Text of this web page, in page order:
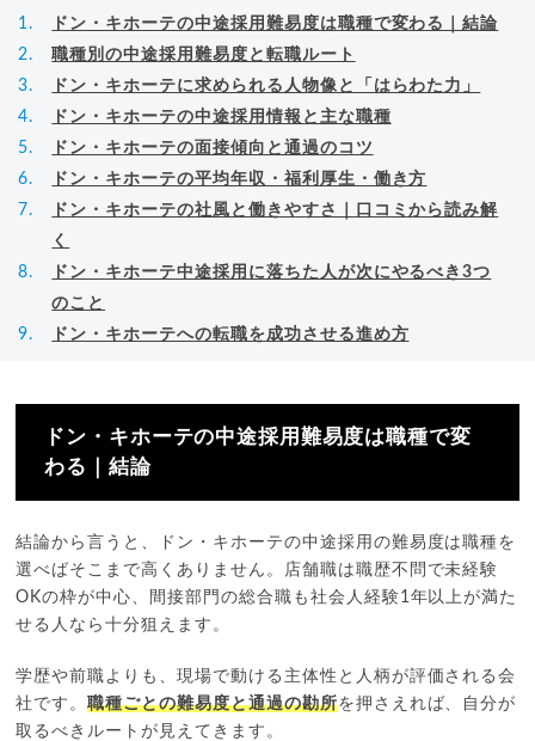
ドン・キホーテの中途採用難易度は職種で変わる｜結論
職種別の中途採用難易度と転職ルート
ドン・キホーテに求められる人物像と「はらわた力」
ドン・キホーテの中途採用情報と主な職種
ドン・キホーテの面接傾向と通過のコツ
ドン・キホーテの平均年収・福利厚生・働き方
ドン・キホーテの社風と働きやすさ｜口コミから読み解
く
ドン・キホーテ中途採用に落ちた人が次にやるべき3つ
のこと
ドン・キホーテへの転職を成功させる進め方
ドン・キホーテの中途採用難易度は職種で変
わる｜結論
結論から言うと、ドン・キホーテの中途採用の難易度は職種を
選べばそこまで高くありません。店舗職は職歴不問で未経験
OKの枠が中心、間接部門の総合職も社会人経験1年以上が満た
せる人なら十分狙えます。
学歴や前職よりも、現場で動ける主体性と人柄が評価される会
社です。職種ごとの難易度と通過の勘所を押さえれば、自分が
取るべきルートが見えてきます。